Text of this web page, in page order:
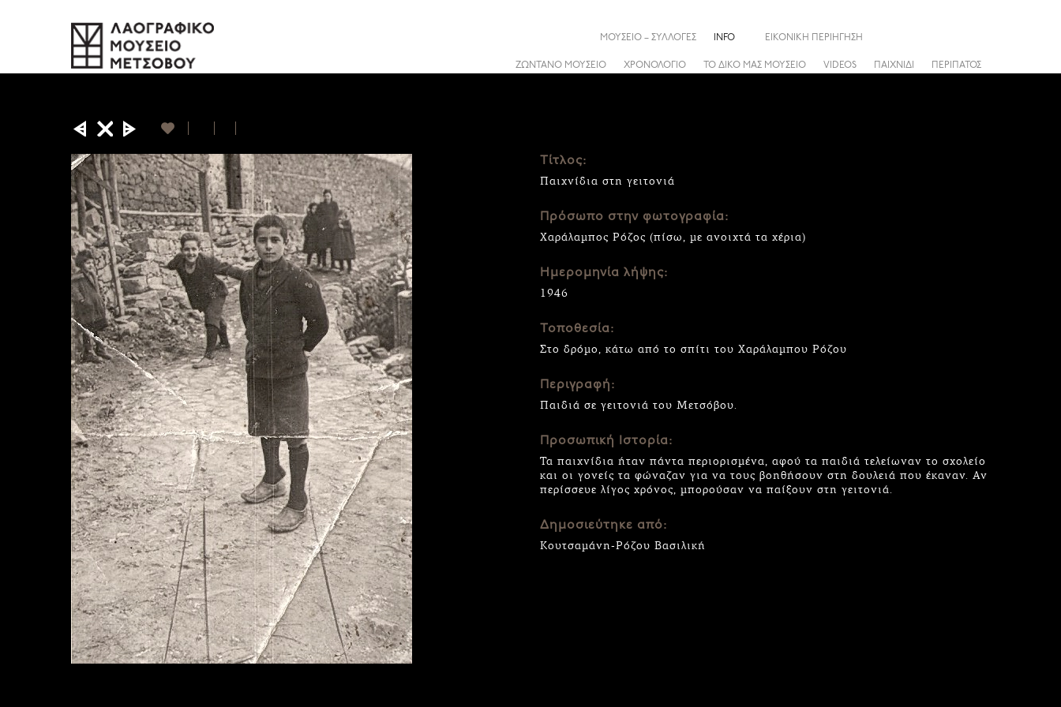
ΖΩΝΤΑΝΟ ΜΟΥΣΕΙΟ ΧΡΟΝΟΛΟΓΙΟ ΤΟ ΔΙΚΟ ΜΑΣ ΜΟΥΣΕΙΟ VIDEOS ΠΑΙΧΝΙΔΙ ΠΕΡΙΠΑΤΟΣ
ΜΟΥΣΕΙΟ – ΣΥΛΛΟΓΕΣ INFO ΕΙΚΟΝΙΚΗ ΠΕΡΙΗΓΗΣΗ
Τίτλος:
Παιχνίδια στη γειτονιά
Πρόσωπο στην φωτογραφία:
Χαράλαμπος Ρόζος (πίσω, με ανοιχτά τα χέρια)
Ημερομηνία λήψης:
1946
Τοποθεσία:
Στο δρόμο, κάτω από το σπίτι του Χαράλαμπου Ρόζου
Περιγραφή:
Παιδιά σε γειτονιά του Μετσόβου.
Προσωπική Ιστορία:
Τα παιχνίδια ήταν πάντα περιορισμένα, αφού τα παιδιά τελείωναν το σχολείο
και οι γονείς τα φώναζαν για να τους βοηθήσουν στη δουλειά που έκαναν. Αν
περίσσευε λίγος χρόνος, μπορούσαν να παίξουν στη γειτονιά.
Δημοσιεύτηκε από:
Κουτσαμάνη-Ρόζου Βασιλική